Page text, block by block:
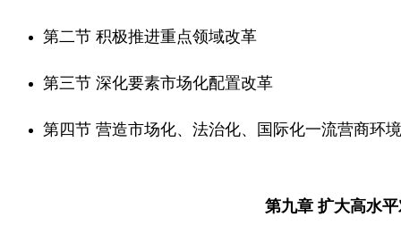
第二节 积极推进重点领域改革
第三节 深化要素市场化配置改革
第四节 营造市场化、法治化、国际化一流营商环境
第九章 扩大高水